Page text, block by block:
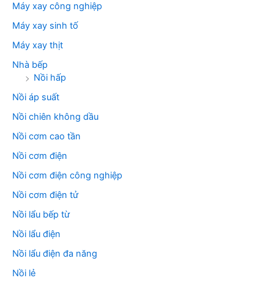
Máy xay công nghiệp
Máy xay sinh tố
Máy xay thịt
Nhà bếp
Nồi hấp
Nồi áp suất
Nồi chiên không dầu
Nồi cơm cao tần
Nồi cơm điện
Nồi cơm điện công nghiệp
Nồi cơm điện tử
Nồi lẩu bếp từ
Nồi lẩu điện
Nồi lẩu điện đa năng
Nồi lẻ